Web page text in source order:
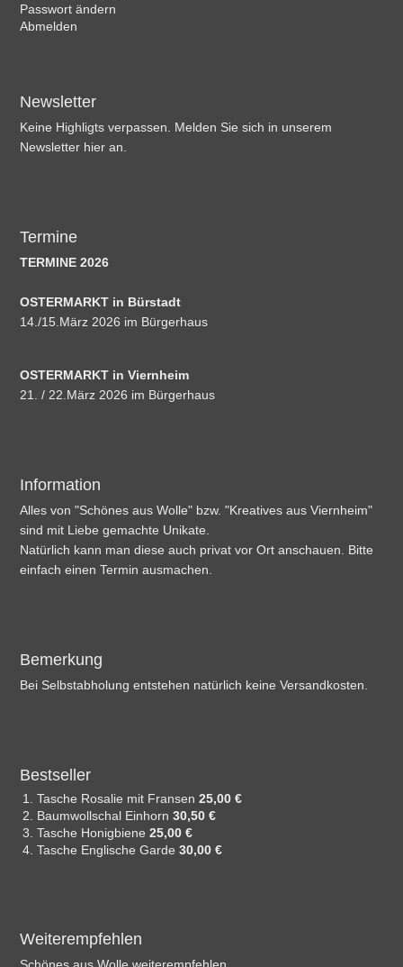
Passwort ändern
Abmelden
Newsletter
Keine Highligts verpassen. Melden Sie sich in unserem
Newsletter hier an.
Termine
TERMINE 2026
OSTERMARKT in Bürstadt
14./15.März 2026 im Bürgerhaus
OSTERMARKT in Viernheim
21. / 22.März 2026 im Bürgerhaus
Information
Alles von "Schönes aus Wolle" bzw. "Kreatives aus Viernheim"
sind mit Liebe gemachte Unikate.
Natürlich kann man diese auch privat vor Ort anschauen. Bitte
einfach einen Termin ausmachen.
Bemerkung
Bei Selbstabholung entstehen natürlich keine Versandkosten.
Bestseller
Tasche Rosalie mit Fransen25,00 €
Baumwollschal Einhorn30,50 €
Tasche Honigbiene25,00 €
Tasche Englische Garde30,00 €
Weiterempfehlen
Schönes aus Wolle weiterempfehlen